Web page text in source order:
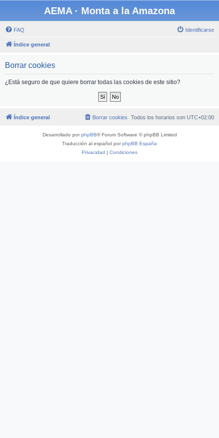
AEMA · Monta a la Amazona
FAQ Identificarse
Índice general
Borrar cookies
¿Está seguro de que quiere borrar todas las cookies de este sitio?
Índice general Todos los horarios son UTC+02:00
Borrar cookies
Desarrollado porphpBB® Forum Software © phpBB Limited
Traducción al español porphpBB España
Privacidad | Condiciones